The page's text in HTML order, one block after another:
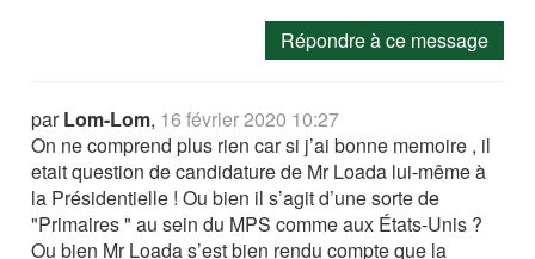
Répondre à ce message
parLom-Lom, 16 février 2020 10:27
On ne comprend plus rien car si j’ai bonne memoire , il
etait question de candidature de Mr Loada lui-même à
la Présidentielle ! Ou bien il s’agit d’une sorte de
"Primaires " au sein du MPS comme aux États-Unis ?
Ou bien Mr Loada s’est bien rendu compte que la